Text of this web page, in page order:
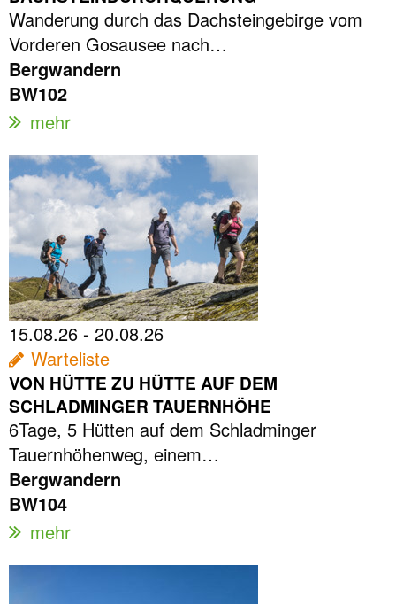
Wanderung durch das Dachsteingebirge vom
Vorderen Gosausee nach…
Bergwandern
BW102
mehr
15.08.26 - 20.08.26
Warteliste
VON HÜTTE ZU HÜTTE AUF DEM
SCHLADMINGER TAUERNHÖHE
6Tage, 5 Hütten auf dem Schladminger
Tauernhöhenweg, einem…
Bergwandern
BW104
mehr